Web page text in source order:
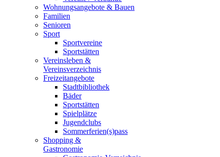
Wohnungsangebote & Bauen
Familien
Senioren
Sport
Sportvereine
Sportstätten
Vereinsleben &
Vereinsverzeichnis
Freizeitangebote
Stadtbibliothek
Bäder
Sportstätten
Spielplätze
Jugendclubs
Sommerferien(s)pass
Shopping &
Gastronomie